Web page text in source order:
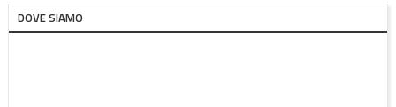
DOVE SIAMO